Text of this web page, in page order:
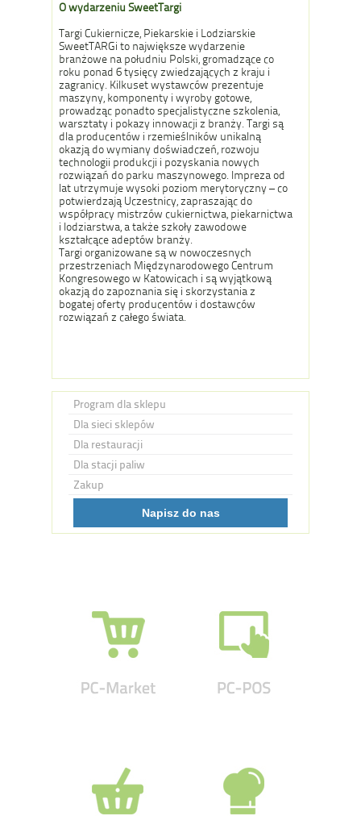
O wydarzeniu SweetTargi
Targi Cukiernicze, Piekarskie i Lodziarskie
SweetTARGi to największe wydarzenie
branżowe na południu Polski, gromadzące co
roku ponad 6 tysięcy zwiedzających z kraju i
zagranicy. Kilkuset wystawców prezentuje
maszyny, komponenty i wyroby gotowe,
prowadząc ponadto specjalistyczne szkolenia,
warsztaty i pokazy innowacji z branży. Targi są
dla producentów i rzemieślników unikalną
okazją do wymiany doświadczeń, rozwoju
technologii produkcji i pozyskania nowych
rozwiązań do parku maszynowego. Impreza od
lat utrzymuje wysoki poziom merytoryczny – co
potwierdzają Uczestnicy, zapraszając do
współpracy mistrzów cukiernictwa, piekarnictwa
i lodziarstwa, a także szkoły zawodowe
kształcące adeptów branży.
Targi organizowane są w nowoczesnych
przestrzeniach Międzynarodowego Centrum
Kongresowego w Katowicach i są wyjątkową
okazją do zapoznania się i skorzystania z
bogatej oferty producentów i dostawców
rozwiązań z całego świata.
Program dla sklepu
Dla sieci sklepów
Dla restauracji
Dla stacji paliw
Zakup
Napisz do nas